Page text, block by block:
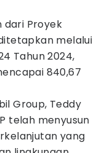
dari Proyek
melalui
Tahun 2024,
840,67
Group, Teddy
telah menyusun
yang